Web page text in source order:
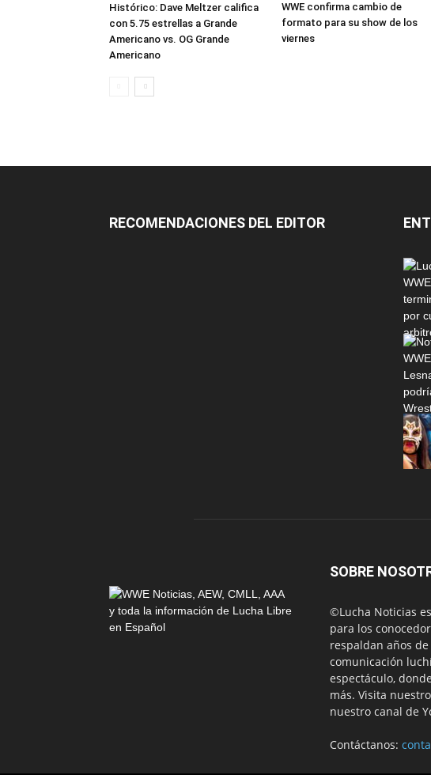
Histórico: Dave Meltzer califica
con 5.75 estrellas a Grande
Americano vs. OG Grande
Americano
WWE confirma cambio de
formato para su show de los
viernes
RECOMENDACIONES DEL EDITOR
SOBRE
©Lucha Noticias
para los
respaldan años
comunicación
espectáculo,
más. Visita
nuestro canal de
Contáctanos: